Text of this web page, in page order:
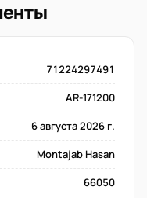
71224297491
AR-171200
6 августа 2026 г.
Montajab Hasan
66050